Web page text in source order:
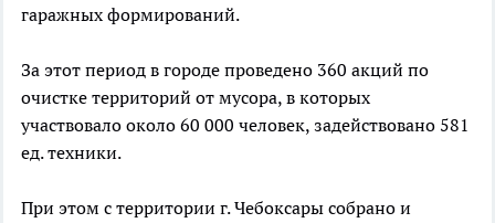
гаражных формирований.
За этот период в городе проведено 360 акций по
очистке территорий от мусора, в которых
участвовало около 60 000 человек, задействовано 581
ед. техники.
При этом с территории г. Чебоксары собрано и